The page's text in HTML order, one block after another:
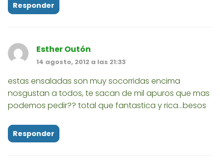
Responder
Esther Outón
14 agosto, 2012 a las 21:33
estas ensaladas son muy socorridas encima
nosgustan a todos, te sacan de mil apuros que mas
podemos pedir?? total que fantastica y rica...besos
Responder